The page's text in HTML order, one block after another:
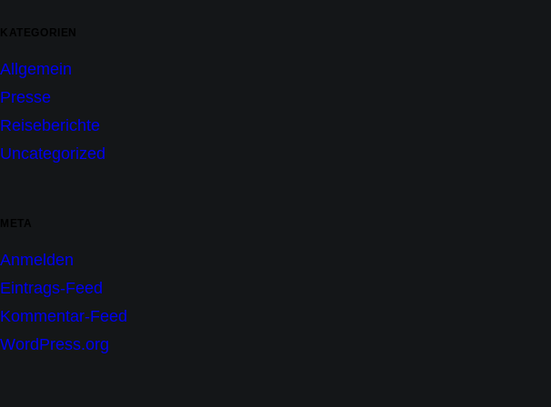
KATEGORIEN
Allgemein
Presse
Reiseberichte
Uncategorized
META
Anmelden
Eintrags-Feed
Kommentar-Feed
WordPress.org